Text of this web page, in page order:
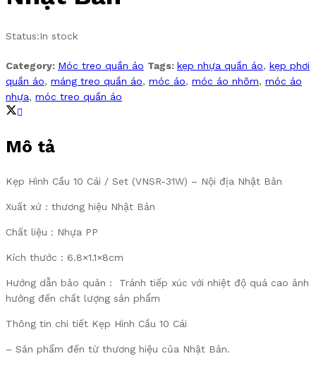
Status:In stock
Category: Móc treo quần áo Tags: kẹp nhựa quần áo, kẹp phơi
quần áo, máng treo quần áo, móc áo, móc áo nhôm, móc áo
nhựa, móc treo quần áo
Mô tả
Kẹp Hình Cầu 10 Cái / Set (VNSR-31W) – Nội địa Nhật Bản
Xuất xứ : thương hiệu Nhật Bản
Chất liệu : Nhựa PP
Kích thước : 6.8×1.1×8cm
Hướng dẫn bảo quản : Tránh tiếp xúc với nhiệt độ quá cao ảnh
hưởng đến chất lượng sản phẩm
Thông tin chi tiết Kẹp Hình Cầu 10 Cái
– Sản phẩm đến từ thương hiệu của Nhật Bản.